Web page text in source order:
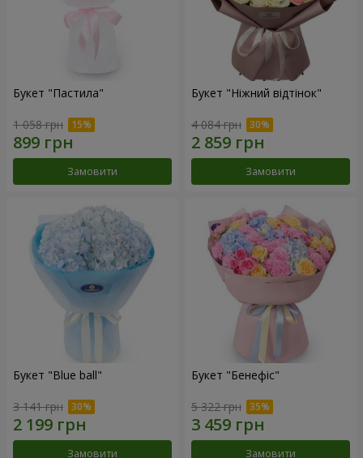
Букет "Пастила"
1 058 грн
Замовити
Букет "Ніжний відтінок"
4 084 грн
Замовити
Букет "Blue ball"
3 141 грн
Замовити
Букет "Бенефіс"
5 322 грн
Замовити